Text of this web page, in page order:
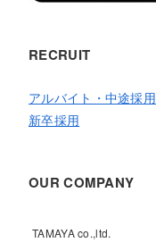
RECRUIT
アルバイト・中途採用
新卒採用
OUR COMPANY
TAMAYA co.,ltd.